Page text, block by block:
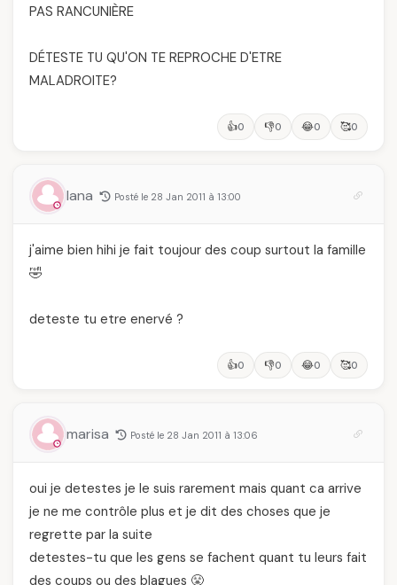
PAS RANCUNIÈRE
DÉTESTE TU QU'ON TE REPROCHE D'ETRE
MALADROITE?
👍0 👎0 😂0 🥰0
lana Posté le 28 Jan 2011 à 13:00
j'aime bien hihi je fait toujour des coup surtout la famille
🤣
deteste tu etre enervé ?
👍0 👎0 😂0 🥰0
marisa Posté le 28 Jan 2011 à 13:06
oui je detestes je le suis rarement mais quant ca arrive
je ne me contrôle plus et je dit des choses que je
regrette par la suite
detestes-tu que les gens se fachent quant tu leurs fait
des coups ou des blagues 😤